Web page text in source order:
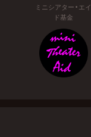
ミニシアター・エイ
ド基金